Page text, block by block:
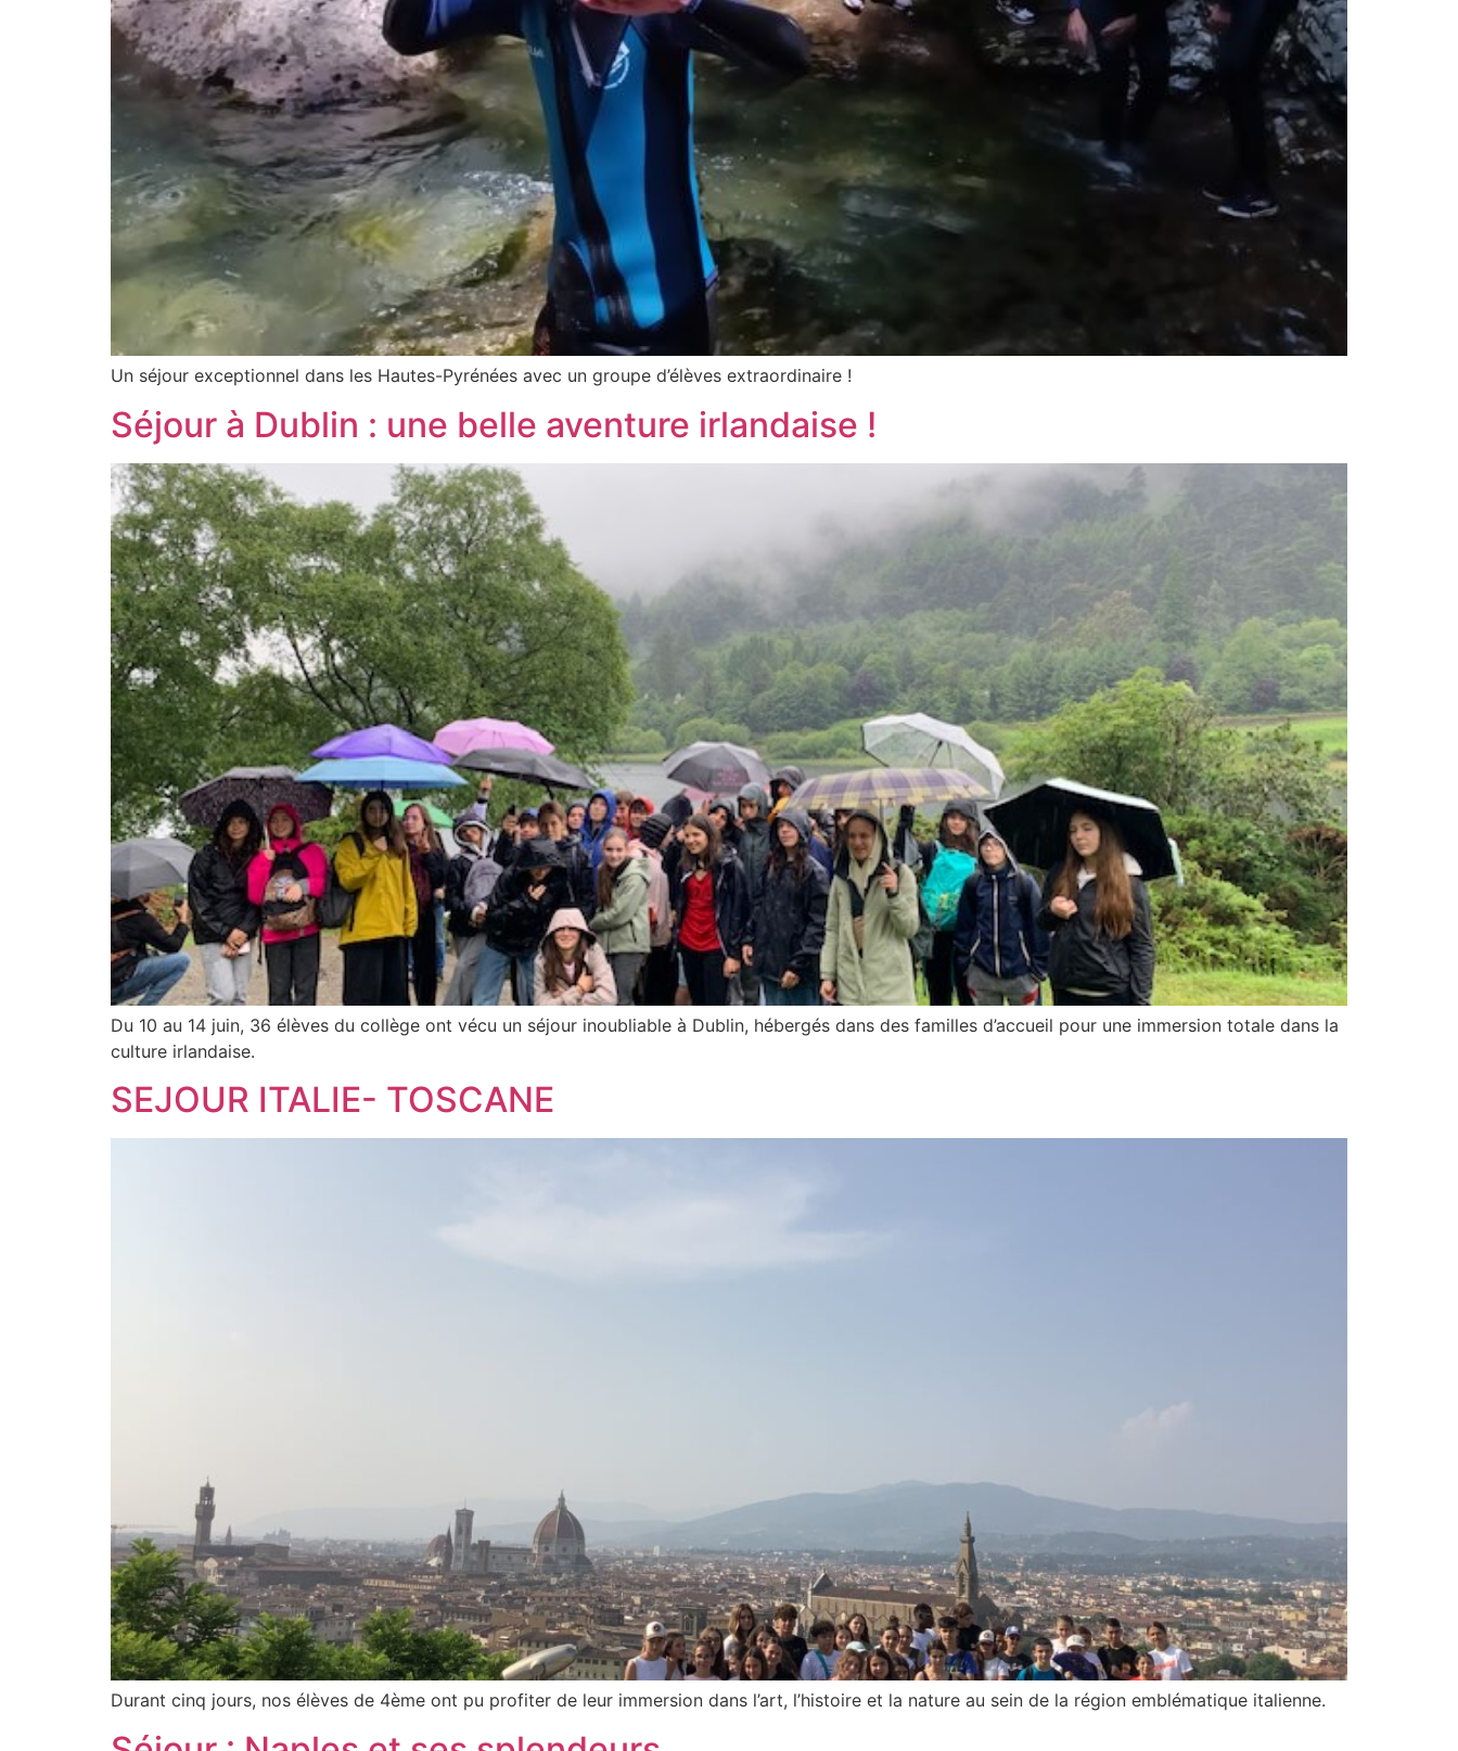
Un séjour exceptionnel dans les Hautes-Pyrénées avec un groupe d’élèves extraordinaire !
Séjour à Dublin : une belle aventure irlandaise !
Du 10 au 14 juin, 36 élèves du collège ont vécu un séjour inoubliable à Dublin, hébergés dans des familles d’accueil pour une immersion totale dans la
culture irlandaise.
SEJOUR ITALIE- TOSCANE
Durant cinq jours, nos élèves de 4ème ont pu profiter de leur immersion dans l’art, l’histoire et la nature au sein de la région emblématique italienne.